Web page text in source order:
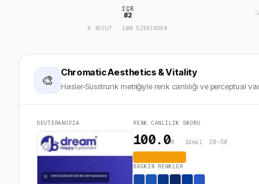
İÇR
82
8 BOYUT · 100 ÜZERİNDEN
🎨
Chromatic Aesthetics & Vitality
Hasler-Süsstrunk metriğiyle renk canlılığı ve perceptual
DEUTERANOPIA RENK CANLILIK SKORU
100.0M · İdeal: 20–50
BASKIN RENKLER